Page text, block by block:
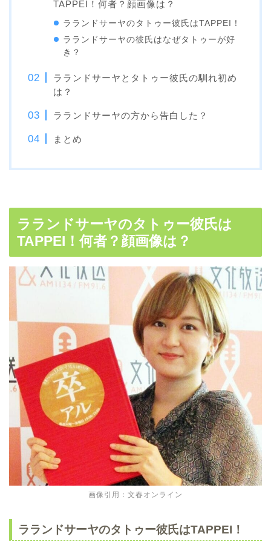
TAPPEI！何者？顔画像は？
ラランドサーヤのタトゥー彼氏はTAPPEI！
ラランドサーヤの彼氏はなぜタトゥーが好
き？
ラランドサーヤとタトゥー彼氏の馴れ初め
は？
ラランドサーヤの方から告白した？
まとめ
ラランドサーヤのタトゥー彼氏は
TAPPEI！何者？顔画像は？
画像引用：文春オンライン
ラランドサーヤのタトゥー彼氏はTAPPEI！